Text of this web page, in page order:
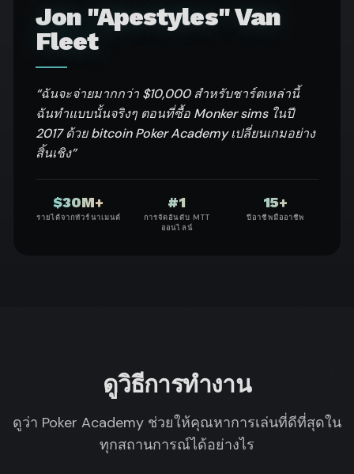
Jon "Apestyles" Van
Fleet
“ฉันจะจ่ายมากกว่า $10,000 สำหรับชาร์ตเหล่านี้
ฉันทำแบบนั้นจริงๆ ตอนที่ซื้อ Monker sims ในปี
2017 ด้วย bitcoin Poker Academy เปลี่ยนเกมอย่าง
สิ้นเชิง”
$30M+
รายได้จากทัวร์นาเมนต์
#1
การจัดอันดับ MTT
ออนไลน์
15+
ปีอาชีพมืออาชีพ
ดูวิธีการทำงาน
ดูว่า Poker Academy ช่วยให้คุณหาการเล่นที่ดีที่สุดใน
ทุกสถานการณ์ได้อย่างไร